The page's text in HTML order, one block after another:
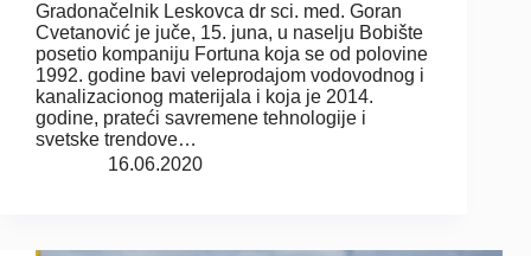
Gradonačelnik Leskovca dr sci. med. Goran
Cvetanović je juče, 15. juna, u naselju Bobište
posetio kompaniju Fortuna koja se od polovine
1992. godine bavi veleprodajom vodovodnog i
kanalizacionog materijala i koja je 2014.
godine, prateći savremene tehnologije i
svetske trendove…
16.06.2020